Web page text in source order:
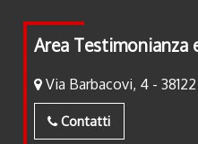
Area Testimonianza
Via Barbacovi, 4 -
Contatti